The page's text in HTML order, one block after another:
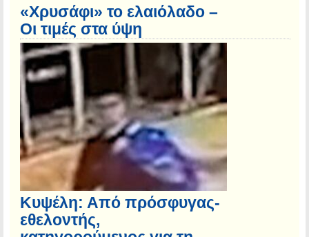
«Χρυσάφι» το ελαιόλαδο –
Οι τιμές στα ύψη
Κυψέλη: Από πρόσφυγας-
εθελοντής,